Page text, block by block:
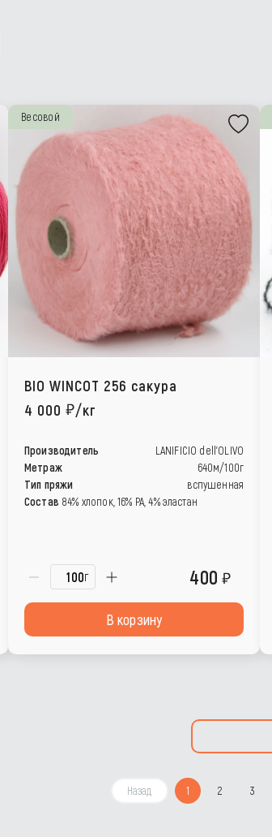
Весовой
BIO WINCOT 256 сакура
4 000
/кг
Производитель
LANIFICIO dell’OLIVO
Метраж
640м/100г
Тип пряжи
вспушенная
Состав 84% хлопок, 16% РА, 4% эластан
г 400
В корзину
Назад 1 2 3